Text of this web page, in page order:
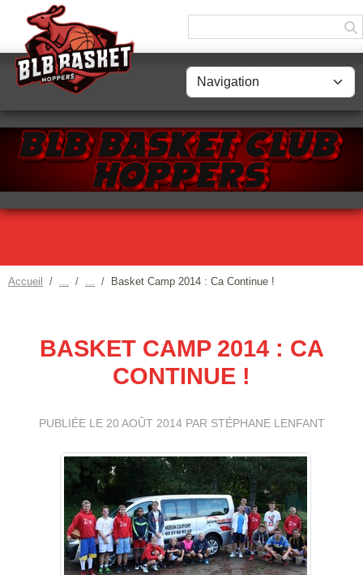
Accueil Basket Camp 2014 : Ca Continue !
BASKET CAMP 2014 : CA
CONTINUE !
PUBLIÉE LE 20 AOÛT 2014PAR STÉPHANE LENFANT
Panneau de gestion des cookies